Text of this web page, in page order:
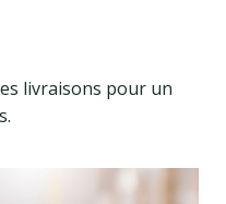
livraisons pour un